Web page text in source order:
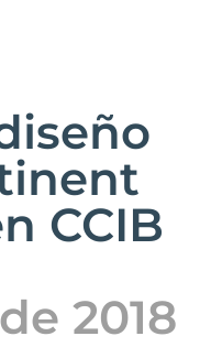
CCIB
2018